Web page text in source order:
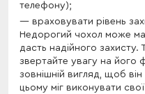
телефону);
враховувати рівень
Недорогий чохол може
дасть надійного
звертайте увагу на його
зовнішній вигляд, щоб
цьому міг виконувати свої